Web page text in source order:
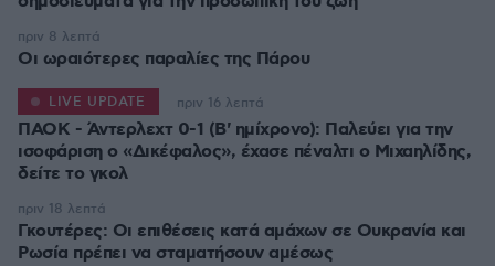
Οι ωραιότερες παραλίες της Πάρου
πριν 8 λεπτά
ΠΑΟΚ - Άντερλεχτ 0-1 (Β' ημίχρονο): Παλεύει για την
ισοφάριση ο «Δικέφαλος», έχασε πέναλτι ο Μιχαηλίδης,
LIVE UPDATE πριν 16 λεπτά
Γκουτέρες: Οι επιθέσεις κατά αμάχων σε Ουκρανία και
Ρωσία πρέπει να σταματήσουν αμέσως
πριν 18 λεπτά